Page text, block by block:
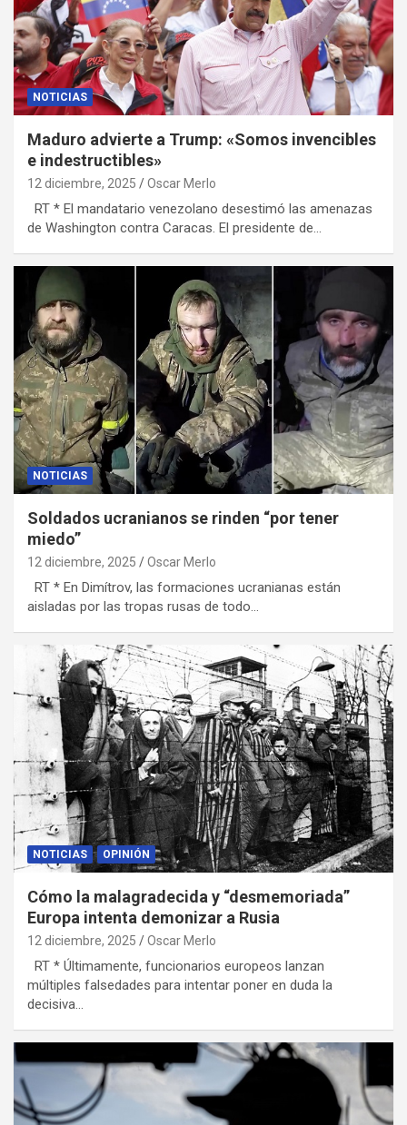
NOTICIAS
Maduro advierte a Trump: «Somos invencibles
e indestructibles»
12 diciembre, 2025 Oscar Merlo
RT * El mandatario venezolano desestimó las amenazas
de Washington contra Caracas. El presidente de…
NOTICIAS
Soldados ucranianos se rinden “por tener
miedo”
12 diciembre, 2025 Oscar Merlo
RT * En Dimítrov, las formaciones ucranianas están
aisladas por las tropas rusas de todo…
NOTICIAS OPINIÓN
Cómo la malagradecida y “desmemoriada”
Europa intenta demonizar a Rusia
12 diciembre, 2025 Oscar Merlo
RT * Últimamente, funcionarios europeos lanzan
múltiples falsedades para intentar poner en duda la
decisiva…